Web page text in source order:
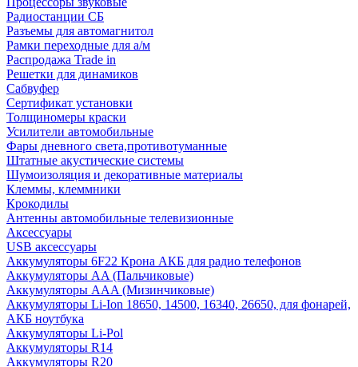
Радиостанции СБ
Разъемы для автомагнитол
Рамки переходные для а/м
Распродажа Trade in
Решетки для динамиков
Сабвуфер
Сертификат установки
Толщиномеры краски
Усилители автомобильные
Фары дневного света,противотуманные
Штатные акустические системы
Шумоизоляция и декоративные материалы
Клеммы, клеммники
Крокодилы
Антенны автомобильные телевизионные
Аксессуары
USB аксессуары
Аккумуляторы 6F22 Крона АКБ для радио телефонов
Аккумуляторы AA (Пальчиковые)
Аккумуляторы AAA (Мизинчиковые)
Аккумуляторы Li-Ion 18650, 14500, 16340, 26650, для фонарей,
АКБ ноутбука
Аккумуляторы Li-Pol
Аккумуляторы R14
Аккумуляторы R20